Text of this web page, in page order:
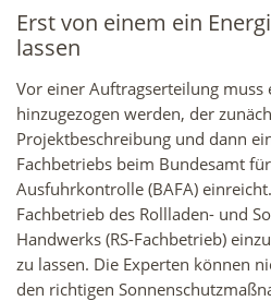
Erst von einem ein
lassen
Vor einer Auftragserteilung muss
hinzugezogen werden, der
Projektbeschreibung und dann
Fachbetriebs beim Bundesamt
Ausfuhrkontrolle (BAFA)
Fachbetrieb des Rollladen- und
Handwerks (RS-Fachbetrieb)
zu lassen. Die Experten können
den richtigen